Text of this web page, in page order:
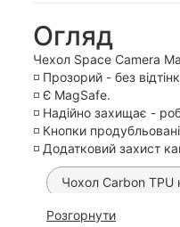
Огляд
Чехол Space Camera
◽️ Прозорий - без
◽️ Є MagSafe.
◽️ Надійно захищає -
◽️ Кнопки
◽️ Додатковий захист
Чохол Carbon TPU
Чохол Labubu Pop
Розгорнути